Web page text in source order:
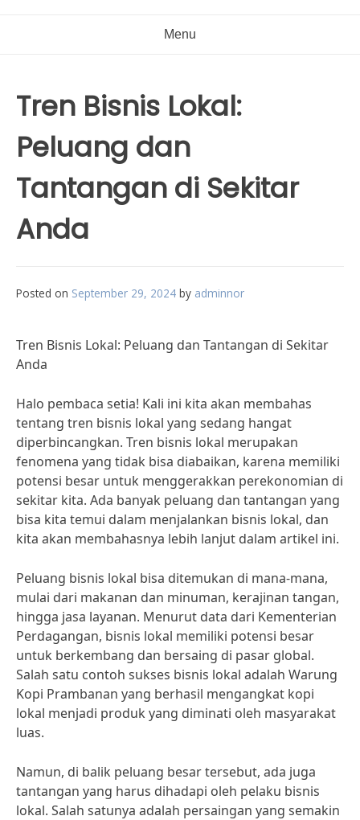
Menu
Tren Bisnis Lokal:
Peluang dan
Tantangan di Sekitar
Anda
Posted on September 29, 2024 by adminnor
Tren Bisnis Lokal: Peluang dan Tantangan di Sekitar
Anda
Halo pembaca setia! Kali ini kita akan membahas
tentang tren bisnis lokal yang sedang hangat
diperbincangkan. Tren bisnis lokal merupakan
fenomena yang tidak bisa diabaikan, karena memiliki
potensi besar untuk menggerakkan perekonomian di
sekitar kita. Ada banyak peluang dan tantangan yang
bisa kita temui dalam menjalankan bisnis lokal, dan
kita akan membahasnya lebih lanjut dalam artikel ini.
Peluang bisnis lokal bisa ditemukan di mana-mana,
mulai dari makanan dan minuman, kerajinan tangan,
hingga jasa layanan. Menurut data dari Kementerian
Perdagangan, bisnis lokal memiliki potensi besar
untuk berkembang dan bersaing di pasar global.
Salah satu contoh sukses bisnis lokal adalah Warung
Kopi Prambanan yang berhasil mengangkat kopi
lokal menjadi produk yang diminati oleh masyarakat
luas.
Namun, di balik peluang besar tersebut, ada juga
tantangan yang harus dihadapi oleh pelaku bisnis
lokal. Salah satunya adalah persaingan yang semakin